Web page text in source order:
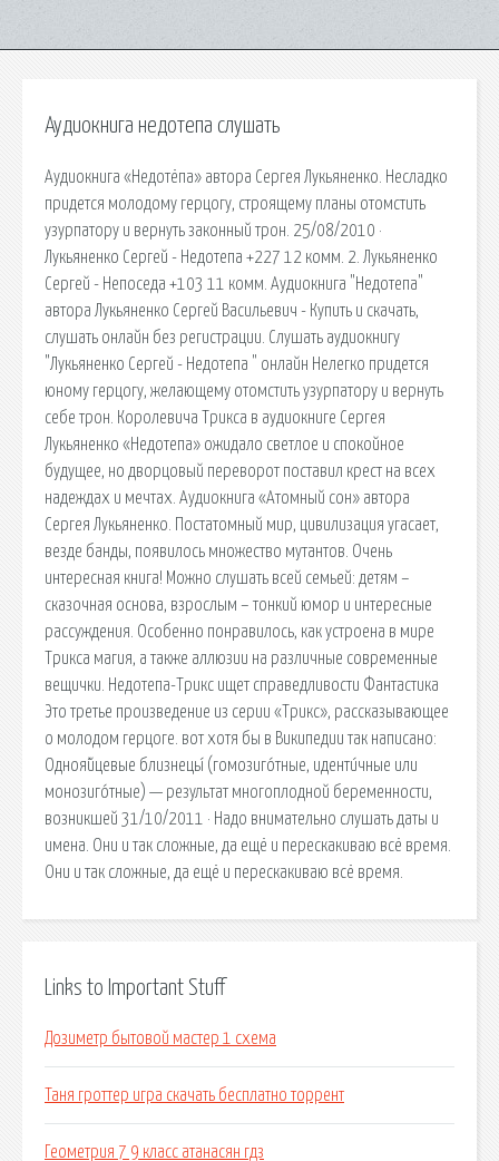
Аудиокнига недотепа слушать
Аудиокнига «Недотёпа» автора Сергея Лукьяненко. Несладко
придется молодому герцогу, строящему планы отомстить
узурпатору и вернуть законный трон. 25/08/2010 ·
Лукьяненко Сергей - Недотепа +227 12 комм. 2. Лукьяненко
Сергей - Непоседа +103 11 комм. Аудиокнига "Недотепа"
автора Лукьяненко Сергей Васильевич - Купить и скачать,
слушать онлайн без регистрации. Слушать аудиокнигу
"Лукьяненко Сергей - Недотепа " онлайн Нелегко придется
юному герцогу, желающему отомстить узурпатору и вернуть
себе трон. Королевича Трикса в аудиокниге Сергея
Лукьяненко «Недотепа» ожидало светлое и спокойное
будущее, но дворцовый переворот поставил крест на всех
надеждах и мечтах. Аудиокнига «Атомный сон» автора
Сергея Лукьяненко. Постатомный мир, цивилизация угасает,
везде банды, появилось множество мутантов. Очень
интересная книга! Можно слушать всей семьей: детям –
сказочная основа, взрослым – тонкий юмор и интересные
рассуждения. Особенно понравилось, как устроена в мире
Трикса магия, а также аллюзии на различные современные
вещички. Недотепа-Трикс ищет справедливости Фантастика
Это третье произведение из серии «Трикс», рассказывающее
о молодом герцоге. вот хотя бы в Википедии так написано:
Одноя́йцевые близнецы́ (гомозиго́тные, иденти́чные или
монозиго́тные) — результат многоплодной беременности,
возникшей 31/10/2011 · Надо внимательно слушать даты и
имена. Они и так сложные, да ещё и перескакиваю всё время.
Они и так сложные, да ещё и перескакиваю всё время.
Links to Important Stuff
Дозиметр бытовой мастер 1 схема
Таня гроттер игра скачать бесплатно торрент
Геометрия 7 9 класс атанасян гдз